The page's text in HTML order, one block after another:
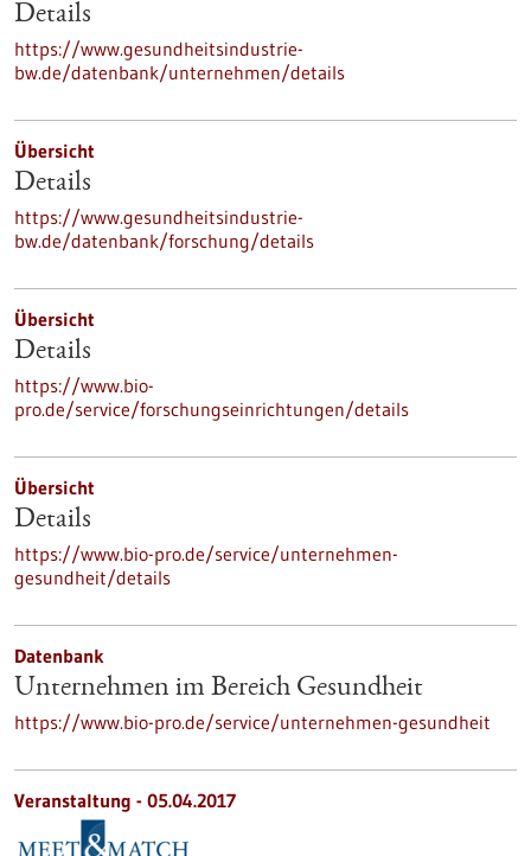
Details
https://www.gesundheitsindustrie-
bw.de/datenbank/unternehmen/details
Übersicht
Details
https://www.gesundheitsindustrie-
bw.de/datenbank/forschung/details
Übersicht
Details
https://www.bio-
pro.de/service/forschungseinrichtungen/details
Übersicht
Details
https://www.bio-pro.de/service/unternehmen-
gesundheit/details
Datenbank
Unternehmen im Bereich Gesundheit
https://www.bio-pro.de/service/unternehmen-gesundheit
Veranstaltung - 05.04.2017